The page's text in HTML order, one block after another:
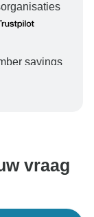
savings
te zorgen
vraag